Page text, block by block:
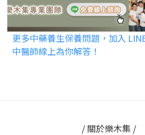
更多中藥養生保養問題，加入
中醫師線上為你解答！
/ 關於樂木集 /